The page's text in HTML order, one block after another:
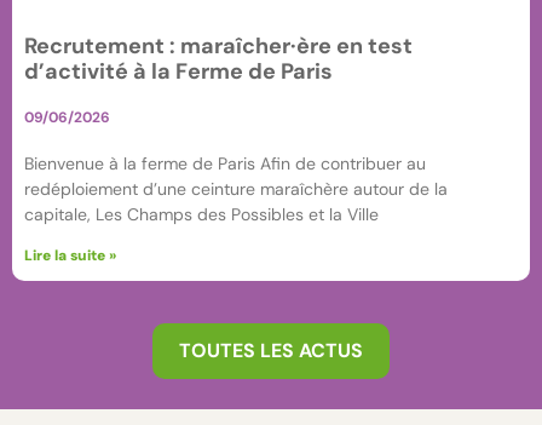
Recrutement : maraîcher·ère en test
d’activité à la Ferme de Paris
09/06/2026
Bienvenue à la ferme de Paris Afin de contribuer au
redéploiement d’une ceinture maraîchère autour de la
capitale, Les Champs des Possibles et la Ville
Lire la suite »
TOUTES LES ACTUS